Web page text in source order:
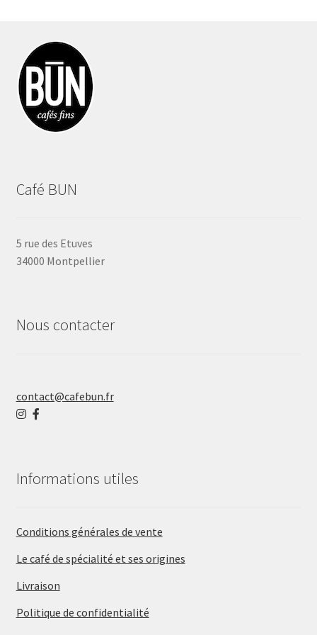
Café BUN
5 rue des Etuves
34000 Montpellier
Nous contacter
contact@cafebun.fr
Informations utiles
Conditions générales de vente
Le café de spécialité et ses origines
Livraison
Politique de confidentialité